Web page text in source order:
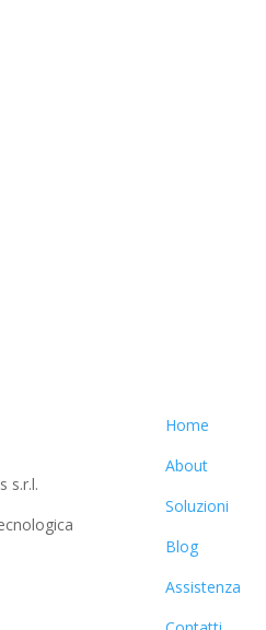
s.r.l.
Home
About
Soluzioni
Blog
Assistenza